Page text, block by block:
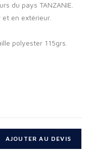
du pays TANZANIE.
en extérieur.
polyester 115grs.
AJOUTER AU DEVIS